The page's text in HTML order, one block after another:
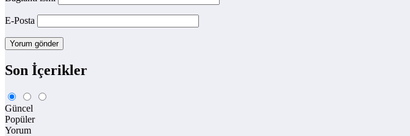
E-Posta
Son İçerikler
Güncel
Popüler
Yorum